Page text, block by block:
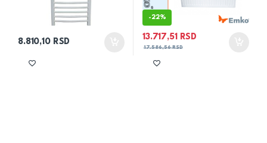
8.810,10 RSD
-22%
13.717,51 RSD
17.586,56RSD